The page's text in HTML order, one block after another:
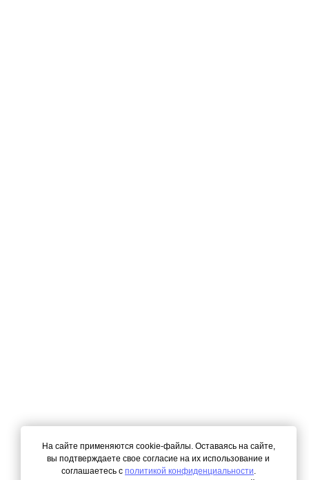
На сайте применяются cookie-файлы. Оставаясь на сайте,
вы подтверждаете свое согласие на их использование и
соглашаетесь с политикой конфиденциальности.